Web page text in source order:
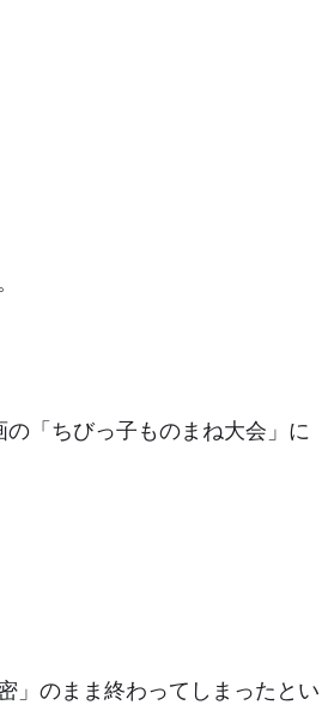
「ちびっ子ものまね大会」に
」のまま終わってしまった とい